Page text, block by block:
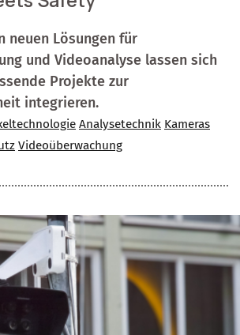
neuen Lösungen für
und Videoanalyse lassen sich
Projekte zur
integrieren.
Analysetechnik Kameras
Videoüberwachung